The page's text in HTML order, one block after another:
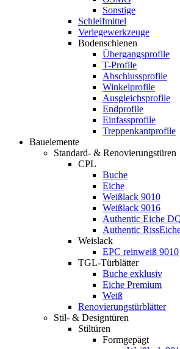
Sonstige
Schleifmittel
Verlegewerkzeuge
Bodenschienen
Übergangsprofile
T-Profile
Abschlussprofile
Winkelprofile
Ausgleichsprofile
Endprofile
Einfassprofile
Treppenkantprofile
Bauelemente
Standard- & Renovierungstüren
CPL
Buche
Eiche
Weißlack 9010
Weißlack 9016
Authentic Eiche
Authentic
Weislack
EPC reinweiß 9010
TGL-Türblätter
Buche exklusiv
Eiche Premium
Weiß
Renovierungstürblätter
Stil- & Designtüren
Stiltüren
Formgepägt